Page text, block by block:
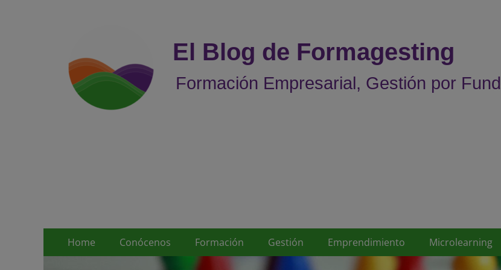
El Blog de Formagesting
Formación Empresarial, Gestión por
Menú
principal
Home Conócenos Formación Gestión Emprendimiento Microlearning